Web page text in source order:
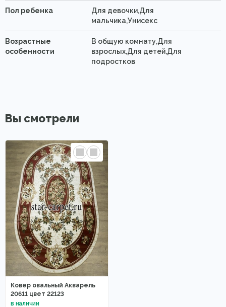
Пол ребенка
Для девочки,Для
мальчика,Унисекс
Возрастные
особенности
В общую комнату,Для
взрослых,Для детей,Для
подростков
Вы смотрели
Ковер овальный Акварель
20611 цвет 22123